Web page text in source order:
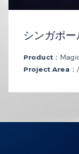
シンガポ
Product：
Project Area：/